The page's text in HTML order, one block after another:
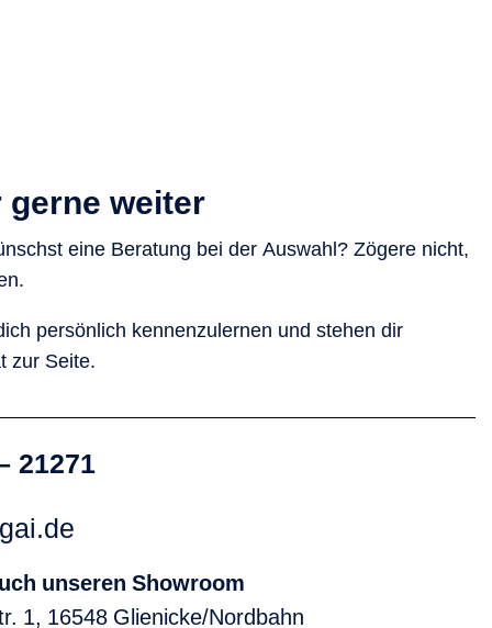
weiter
eine Beratung bei der Auswahl? Zögere nicht,
persönlich kennenzulernen und stehen dir
zur Seite.
21271
unseren Showroom
1, 16548 Glienicke/Nordbahn